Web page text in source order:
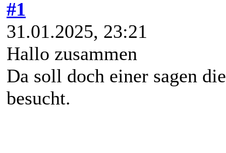
#1
31.01.2025, 23:21
Hallo zusammen
Da soll doch einer sagen
besucht.